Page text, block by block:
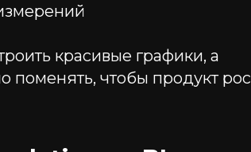
красивые графики, а
поменять, чтобы продукт рос